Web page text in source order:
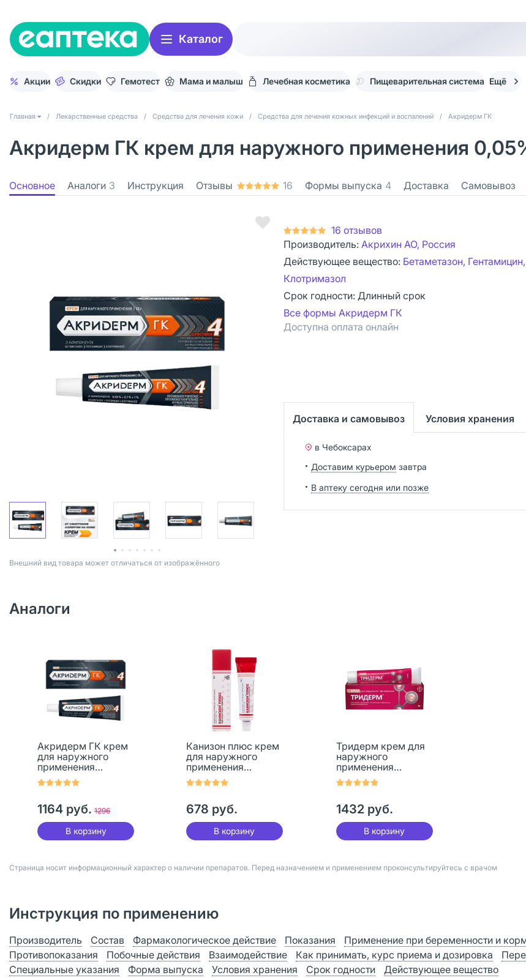
Каталог
Акции Скидки Гемотест Мама и малыш Лечебная косметика Пищеварительная система Ещё
Главная / Лекарственные средства / Средства для лечения кожи / Средства для лечения кожных инфекций и воспалений / Акридерм ГК
Акридерм ГК крем для наружного применения
Основное Аналоги 3 Инструкция Отзывы 16 Формы выпуска 4 Доставка Самовывоз
Bнешний вид товара может отличаться от изображённого
16 отзывов
Производитель: Акрихин АО, Россия
Действующее вещество: Бетаметазон, Гентамицин,
Клотримазол
Срок годности: Длинный срок
Все формы Акридерм ГК
Доступна оплата онлайн
Доставка и самовывоз Условия хранения
в Чебоксарах
Доставим курьером завтра
В аптеку сегодня или позже
Аналоги
Акридерм ГК крем
для наружного
применения
0,05%+0,1%+1% 30 г
1 шт
1164 руб. 1296
В корзину
Канизон плюс крем
для наружного
применения
0,05%+0,1%+1%
туба 15 г 1 шт
678 руб.
В корзину
Тридерм крем для
наружного
применения
0,05%+0,1%+1% 15 г
1 шт
1432 руб.
В корзину
Страница носит информационный характер о наличии препаратов. Перед назначением и применением проконсультируйтесь с врачом
Инструкция по применению
Производитель Состав Фармакологическое действие Показания
Применение при беременности и
Противопоказания
Побочные действия Взаимодействие Как принимать, курс приема и дозировка
Специальные указания
Форма выпуска Условия хранения Срок годности Действующее вещество